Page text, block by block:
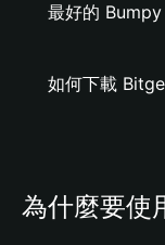
最好的 Bumpy
如何下載
為什麼要使